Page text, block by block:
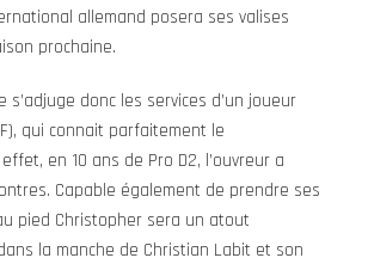
allemand posera ses valises
prochaine.
s’adjuge donc les services d’un joueur
qui connait parfaitement le
en 10 ans de Pro D2, l’ouvreur a
Capable également de prendre ses
pied Christopher sera un atout
la manche de Christian Labit et son